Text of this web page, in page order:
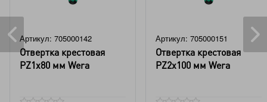
Артикул: 705000142
Отвертка крестовая
PZ1x80 мм Wera
Артикул: 705000151
Отвертка крестовая
PZ2x100 мм Wera